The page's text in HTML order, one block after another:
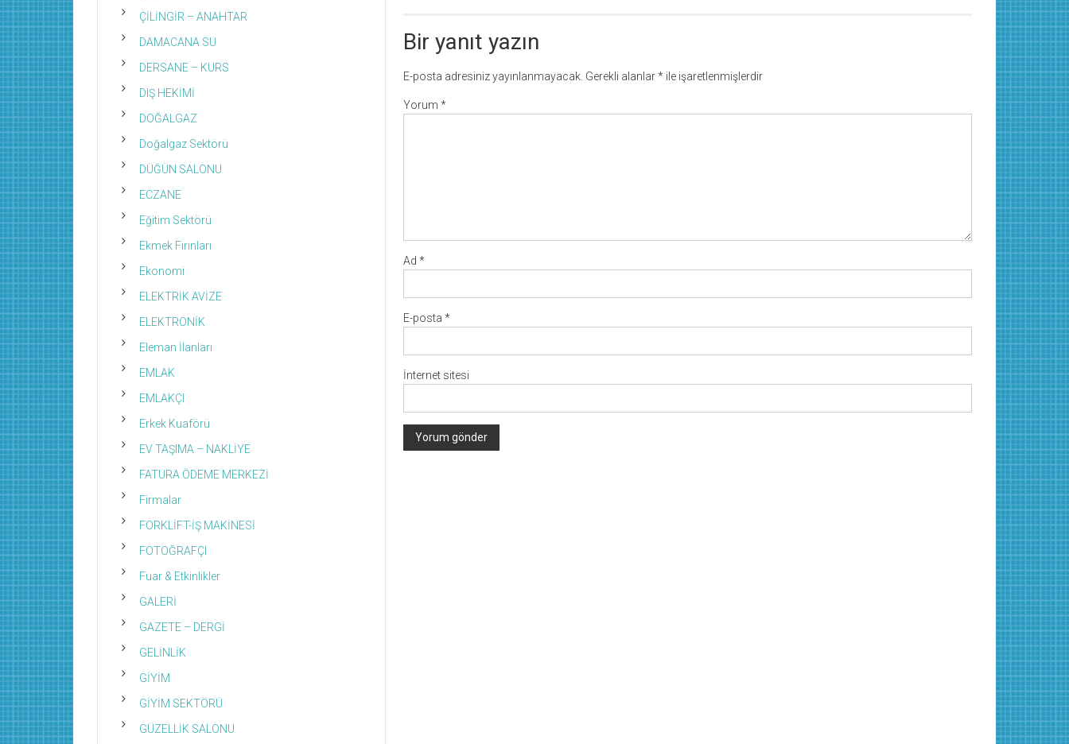
Bir yanıt yazın
E-posta adresiniz yayınlanmayacak. Gerekli alanlar* ile işaretlenmişlerdir
Yorum *
Ad *
E-posta *
İnternet sitesi
ÇİLİNGİR – ANAHTAR
DAMACANA SU
DERSANE – KURS
DIŞ HEKİMİ
DOĞALGAZ
Doğalgaz Sektörü
DÜĞÜN SALONU
ECZANE
Eğitim Sektörü
Ekmek Fırınları
Ekonomi
ELEKTRİK AVİZE
ELEKTRONİK
Eleman İlanları
EMLAK
EMLAKÇI
Erkek Kuaförü
EV TAŞIMA – NAKLİYE
FATURA ÖDEME MERKEZİ
Firmalar
FORKLİFT-İŞ MAKİNESİ
FOTOĞRAFÇI
Fuar & Etkinlikler
GALERİ
GAZETE – DERGİ
GELİNLİK
GİYİM
GİYİM SEKTÖRÜ
GÜZELLİK SALONU